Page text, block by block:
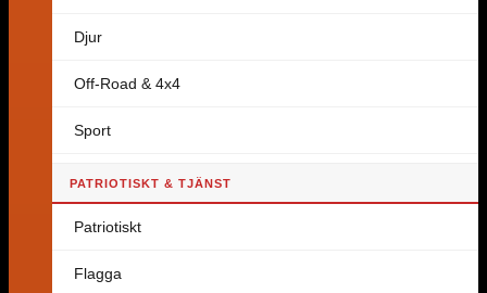
Djur
Off-Road & 4x4
Sport
PATRIOTISKT & TJÄNST
Patriotiskt
Flagga